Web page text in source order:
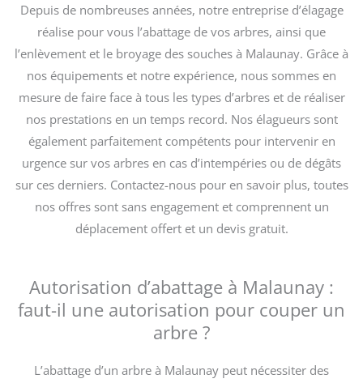
Depuis de nombreuses années, notre entreprise d’élagage
réalise pour vous l’abattage de vos arbres, ainsi que
l’enlèvement et le broyage des souches à Malaunay. Grâce à
nos équipements et notre expérience, nous sommes en
mesure de faire face à tous les types d’arbres et de réaliser
nos prestations en un temps record. Nos élagueurs sont
également parfaitement compétents pour intervenir en
urgence sur vos arbres en cas d’intempéries ou de dégâts
sur ces derniers. Contactez-nous pour en savoir plus, toutes
nos offres sont sans engagement et comprennent un
déplacement offert et un devis gratuit.
Autorisation d’abattage à Malaunay :
faut-il une autorisation pour couper un
arbre ?
L’abattage d’un arbre à Malaunay peut nécessiter des